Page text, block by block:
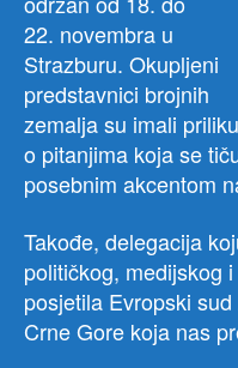
22. novembra u
Strazburu. Okupljeni
predstavnici brojnih
zemalja su imali
o pitanjima koja se
posebnim akcentom
Takođe, delegacija
političkog, medijskog
posjetila Evropski
Crne Gore koja nas